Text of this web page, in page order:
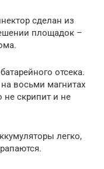
сделан из
площадок –
отсека.
восьми магнитах
не скрипит и не
легко,